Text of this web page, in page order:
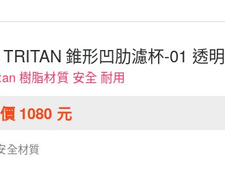
錐形凹肋濾杯-01 透明
樹脂材質 安全 耐用
1080 元
全材質